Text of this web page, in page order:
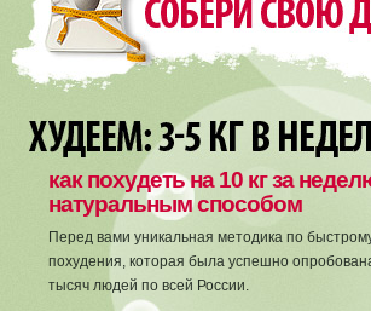
как похудеть на 10 кг за
натуральным способом
Перед вами уникальная методика по
похудения, которая была успешно
тысяч людей по всей России.